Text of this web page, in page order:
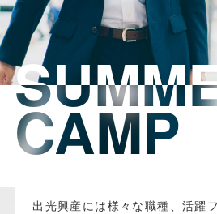
CAMP
CAMP
出光興産には様々な職種、活躍